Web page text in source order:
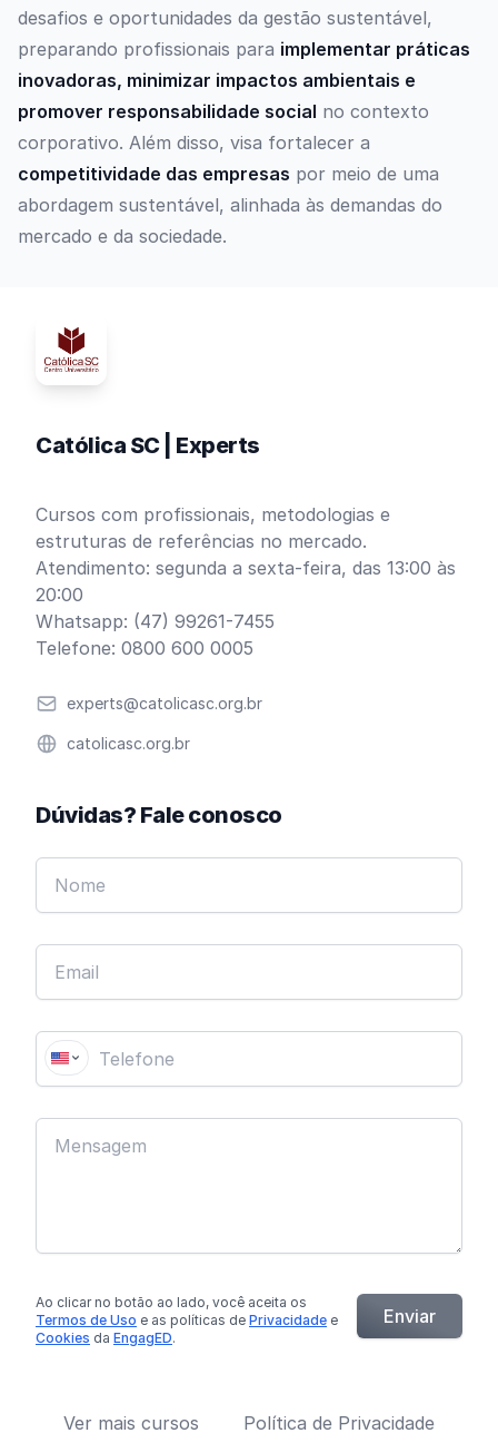
desafios e oportunidades da gestão sustentável,
preparando profissionais para implementar práticas
inovadoras, minimizar impactos ambientais e
promover responsabilidade social no contexto
corporativo. Além disso, visa fortalecer a
competitividade das empresas por meio de uma
abordagem sustentável, alinhada às demandas do
mercado e da sociedade.
Católica SC | Experts
Cursos com profissionais, metodologias e
estruturas de referências no mercado.
Atendimento: segunda a sexta-feira, das 13:00 às
20:00
Whatsapp: (47) 99261-7455
Telefone: 0800 600 0005
Emailexperts@catolicasc.org.br
Websitecatolicasc.org.br
Dúvidas? Fale conosco
Ao clicar no botão ao lado, você aceita os
Termos de Uso e as políticas de Privacidade e
Cookies da EngagED.
Enviar
Ver mais cursos Política de Privacidade